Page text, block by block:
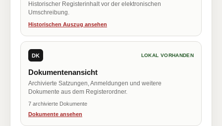
Historischer Registerinhalt vor der elektronischen
Umschreibung.
Historischen Auszug ansehen
DK LOKAL VORHANDEN
Dokumentenansicht
Archivierte Satzungen, Anmeldungen und weitere
Dokumente aus dem Registerordner.
7 archivierte Dokumente
Dokumente ansehen